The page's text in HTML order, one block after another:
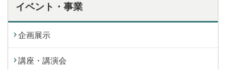
イベント・事業
企画展示
講座・講演会